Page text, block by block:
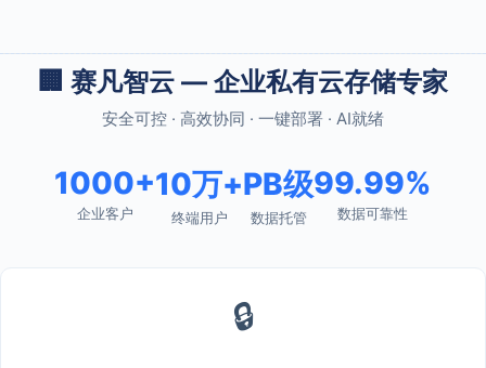
🏢 赛凡智云 — 企业私有云存储专家
安全可控 · 高效协同 · 一键部署 · AI就绪
1000+
企业客户
10万+
终端用户
PB级
数据托管
99.99%
数据可靠性
🔒